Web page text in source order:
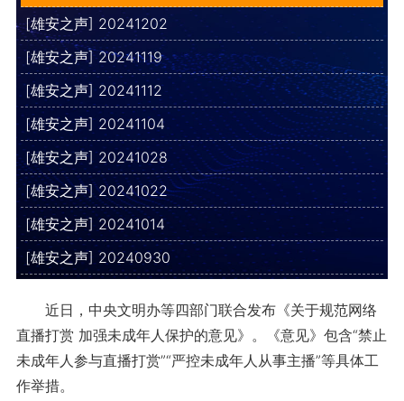
[雄安之声] 20241202
[雄安之声] 20241119
[雄安之声] 20241112
[雄安之声] 20241104
[雄安之声] 20241028
[雄安之声] 20241022
[雄安之声] 20241014
[雄安之声] 20240930
近日，中央文明办等四部门联合发布《关于规范网络
直播打赏 加强未成年人保护的意见》。《意见》包含“禁止
未成年人参与直播打赏”“严控未成年人从事主播”等具体工
作举措。